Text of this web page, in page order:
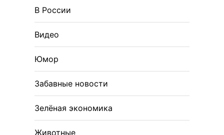
В России
Видео
Юмор
Забавные новости
Зелёная экономика
Животные